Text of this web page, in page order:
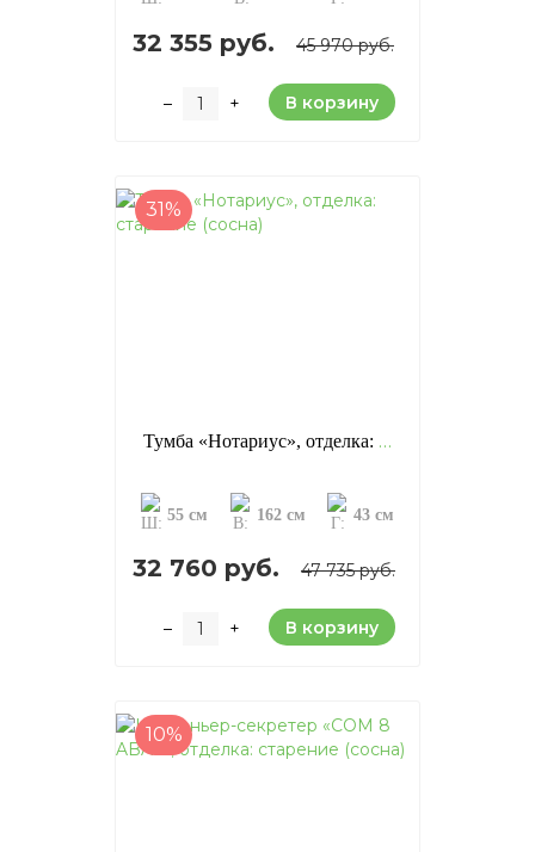
32 355 руб. 45 970 руб.
– + В корзину
31%
Тумба «Нотариус», отделка: старение (сосна)
55 см 162 см 43 см
32 760 руб. 47 735 руб.
– + В корзину
10%